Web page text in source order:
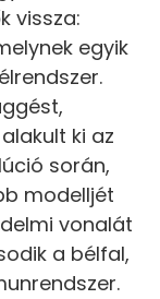
vissza:
egyik
ki az
során,
modelljét
vonalát
a bélfal,